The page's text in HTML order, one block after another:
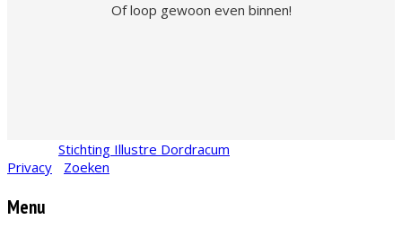
Of loop gewoon even binnen!
Stichting Illustre Dordracum
Privacy
Zoeken
Menu